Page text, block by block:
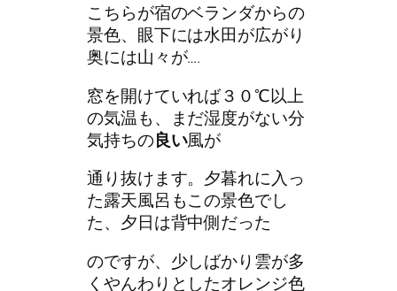
こちらが宿のベランダからの
景色、眼下には水田が広がり
奥には山々が….
窓を開けていれば３０℃以上
の気温も、まだ湿度がない分
気持ちの良い風が
通り抜けます。夕暮れに入っ
た露天風呂もこの景色でし
た、夕日は背中側だった
のですが、少しばかり雲が多
くやんわりとしたオレンジ色